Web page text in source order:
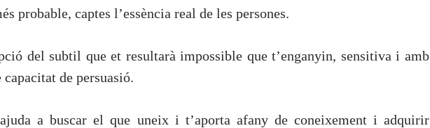
probable, captes l’essència real de les persones.
del subtil que et resultarà impossible que t’enganyin, sensitiva i amb
de persuasió.
a buscar el que uneix i t’aporta afany de coneixement i adquirir